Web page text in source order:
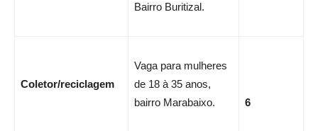
Bairro Buritizal.
Coletor/reciclagem
Vaga para mulheres
de 18 à 35 anos,
bairro Marabaixo.
6